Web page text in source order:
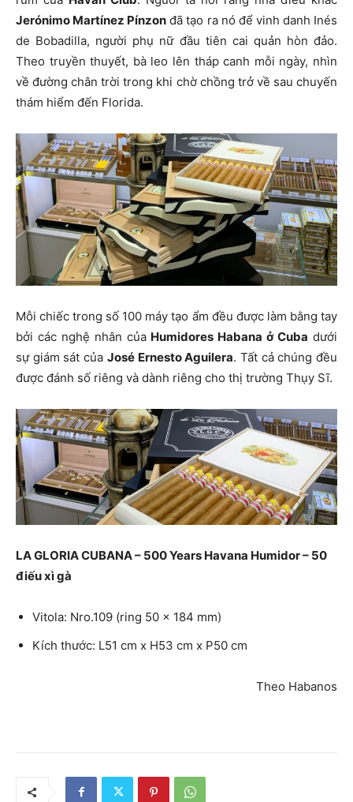
Jerónimo Martínez Pínzon đã tạo ra nó để vinh danh Inés
de Bobadilla, người phụ nữ đầu tiên cai quản hòn đảo.
Theo truyền thuyết, bà leo lên tháp canh mỗi ngày, nhìn
về đường chân trời trong khi chờ chồng trở về sau chuyến
thám hiểm đến Florida.
Mỗi chiếc trong số 100 máy tạo ẩm đều được làm bằng tay
bởi các nghệ nhân của Humidores Habana ở Cuba dưới
sự giám sát của José Ernesto Aguilera. Tất cả chúng đều
được đánh số riêng và dành riêng cho thị trường Thụy Sĩ.
LA GLORIA CUBANA – 500 Years Havana Humidor – 50
điếu xì gà
Vitola: Nro.109 (ring 50 x 184 mm)
Kích thước: L51 cm x H53 cm x P50 cm
Theo Habanos